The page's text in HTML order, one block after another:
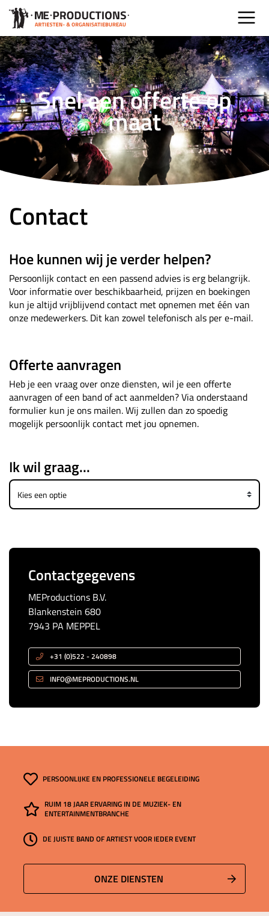
Snel een offerte op
maat
Contact
Hoe kunnen wij je verder helpen?
Persoonlijk contact en een passend advies is erg belangrijk.
Voor informatie over beschikbaarheid, prijzen en boekingen
kun je altijd vrijblijvend contact met opnemen met één van
onze medewerkers. Dit kan zowel telefonisch als per e-mail.
Offerte aanvragen
Heb je een vraag over onze diensten, wil je een offerte
aanvragen of een band of act aanmelden? Via onderstaand
formulier kun je ons mailen. Wij zullen dan zo spoedig
mogelijk persoonlijk contact met jou opnemen.
Ik wil graag...
Contactgegevens
MEProductions B.V.
Blankenstein 680
7943 PA MEPPEL
+31 (0)522 - 240898
INFO@MEPRODUCTIONS.NL
PERSOONLIJKE EN PROFESSIONELE BEGELEIDING
RUIM 18 JAAR ERVARING IN DE MUZIEK- EN
ENTERTAINMENTBRANCHE
DE JUISTE BAND OF ARTIEST VOOR IEDER EVENT
ONZE DIENSTEN